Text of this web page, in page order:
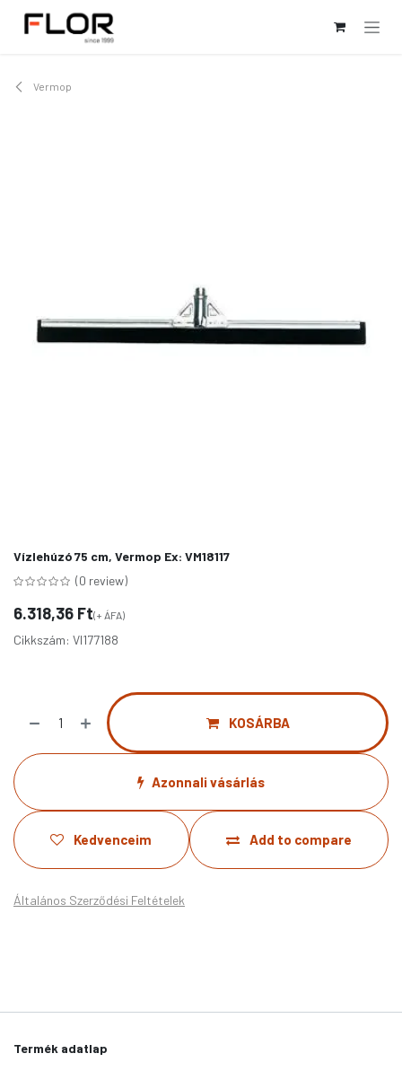
Vermop
Vízlehúzó 75 cm, Vermop Ex: VM18117
(0 review)
6.318,36 Ft(+ ÁFA)
Cikkszám: VI177188
KOSÁRBA
Azonnali vásárlás
Add to compare
Kedvenceim
Általános Szerződési Feltételek
Termék adatlap